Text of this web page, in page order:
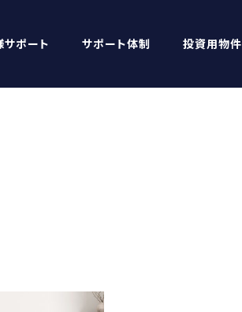
サポート サポート体制 投資用物件